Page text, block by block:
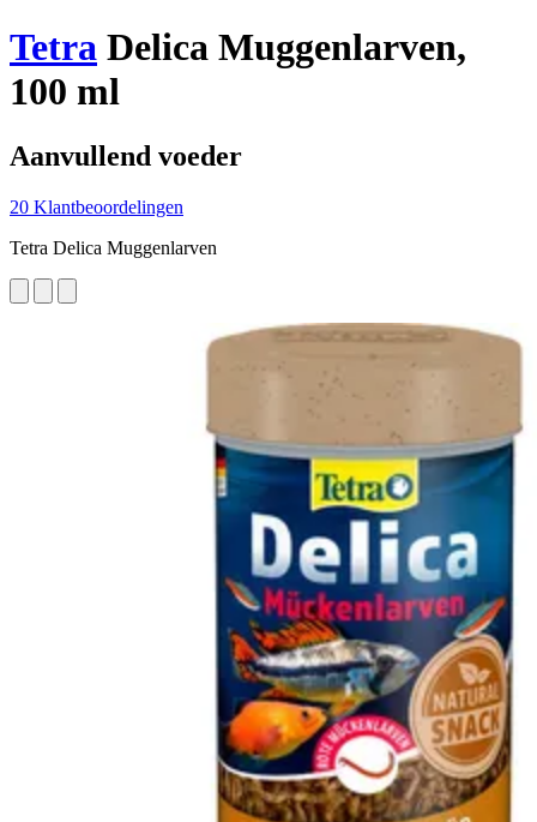
Tetra Delica Muggenlarven,
100 ml
Aanvullend voeder
20 Klantbeoordelingen
Tetra Delica Muggenlarven